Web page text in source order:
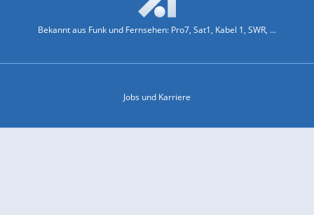
Bekannt aus Funk und Fernsehen: Pro7, Sat1, Kabel 1, SWR, ...
Jobs und Karriere